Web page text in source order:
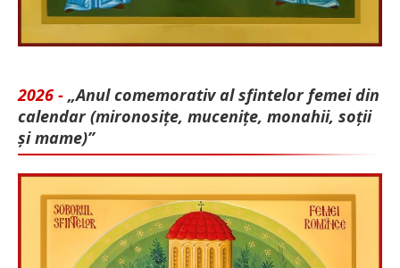
2026 - „Anul comemorativ al sfintelor femei din
calendar (mironosițe, mu­cenițe, monahii, soții
și mame)”